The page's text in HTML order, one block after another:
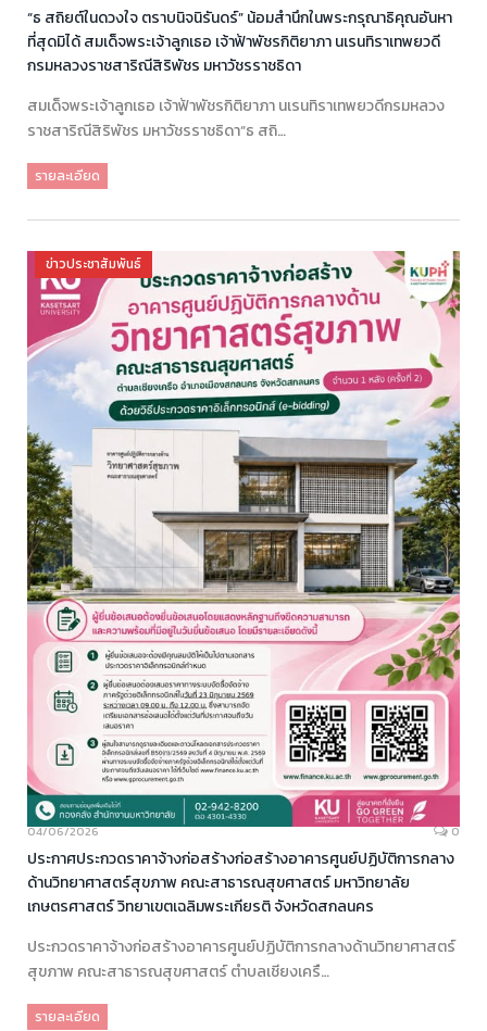
“ธ สถิยต์ในดวงใจ ตราบนิจนิรันดร์” น้อมสำนึกในพระกรุณาธิคุณอันหา
ที่สุดมิได้ สมเด็จพระเจ้าลูกเธอ เจ้าฟ้าพัชรกิติยาภา นเรนทิราเทพยวดี
กรมหลวงราชสาริณีสิริพัชร มหาวัชรราชธิดา
สมเด็จพระเจ้าลูกเธอ เจ้าฟ้าพัชรกิติยาภา นเรนทิราเทพยวดีกรมหลวง
ราชสาริณีสิริพัชร มหาวัชรราชธิดา“ธ สถิ…
รายละเอียด
ข่าวประชาสัมพันธ์
04/06/2026 0
ประกาศประกวดราคาจ้างก่อสร้างก่อสร้างอาคารศูนย์ปฏิบัติการกลาง
ด้านวิทยาศาสตร์สุขภาพ คณะสาธารณสุขศาสตร์ มหาวิทยาลัย
เกษตรศาสตร์ วิทยาเขตเฉลิมพระเกียรติ จังหวัดสกลนคร
ประกวดราคาจ้างก่อสร้างอาคารศูนย์ปฏิบัติการกลางด้านวิทยาศาสตร์
สุขภาพ คณะสาธารณสุขศาสตร์ ตำบลเชียงเครื…
รายละเอียด